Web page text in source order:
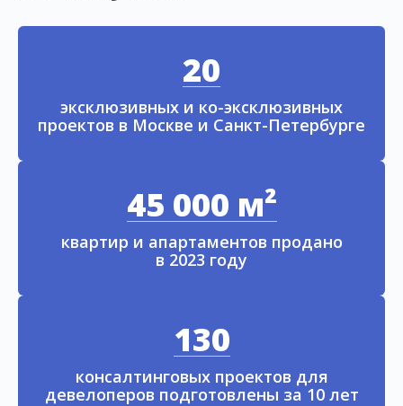
20
эксклюзивных и ко-эксклюзивных
проектов в Москве и Санкт-Петербурге
45 000 м²
квартир и апартаментов продано
в 2023 году
130
консалтинговых проектов для
девелоперов подготовлены за 10 лет